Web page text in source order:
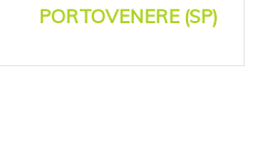
PORTOVENERE (SP)